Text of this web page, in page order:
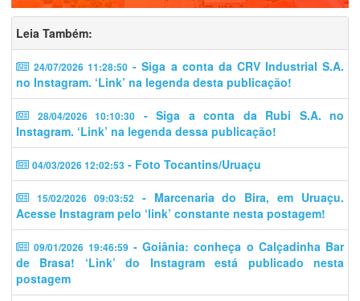
Leia Também:
24/07/2026 11:28:50 - Siga a conta da CRV Industrial S.A.
no Instagram. ‘Link’ na legenda desta publicação!
28/04/2026 10:10:30 - Siga a conta da Rubi S.A. no
Instagram. ‘Link’ na legenda dessa publicação!
04/03/2026 12:02:53 - Foto Tocantins/Uruaçu
15/02/2026 09:03:52
- Marcenaria do Bira, em Uruaçu.
Acesse Instagram pelo ‘link’ constante nesta postagem!
09/01/2026 19:46:59 - Goiânia: conheça o Calçadinha Bar
de Brasa! ‘Link’ do Instagram está publicado nesta
postagem